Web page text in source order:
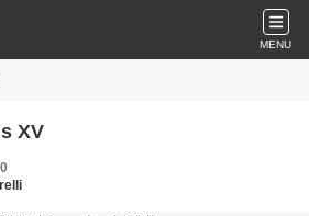
MENU
XV